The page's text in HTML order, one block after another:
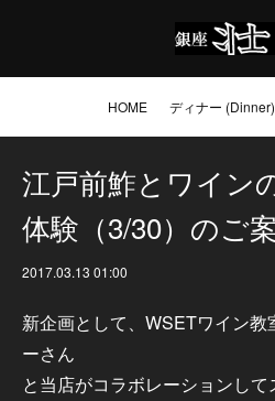
HOME ディナー (Dinner)
江戸前鮓とワイン
体験（3/30）のご
2017.03.13 01:00
新企画として、WSETワイン教
ーさん
と当店がコラボレーションし